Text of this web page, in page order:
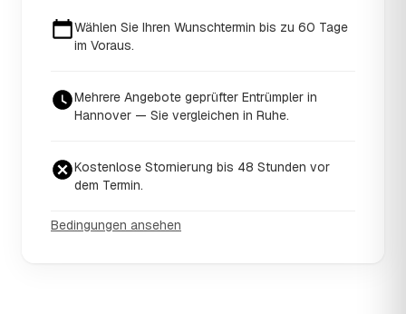
Wählen Sie Ihren Wunschtermin bis zu 60 Tage
im Voraus.
Mehrere Angebote geprüfter Entrümpler in
Hannover — Sie vergleichen in Ruhe.
Kostenlose Stornierung bis 48 Stunden vor
dem Termin.
Bedingungen ansehen